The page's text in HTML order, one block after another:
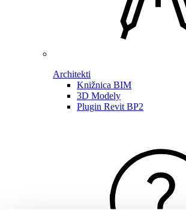
Architekti
Knižnica BIM
3D Modely
Plugin Revit BP2